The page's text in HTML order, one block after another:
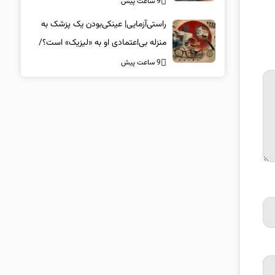
راستی‌آزمایی| عینکی‌بودن یک پزشک به
منزله بی‌اعتمادی او به «لیزیک» است؟/
جراحان، چشم فرزندان خود را لیزیک
9 ساعت پیش